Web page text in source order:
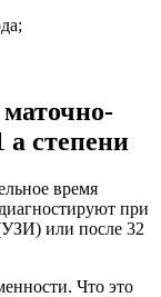
а степени
время
при
или после 32